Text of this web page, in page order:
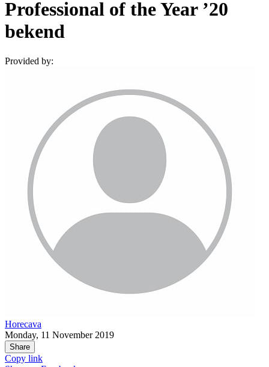
Professional of the Year ’20
bekend
Provided by:
Horecava
Monday, 11 November 2019
Share
Copy link